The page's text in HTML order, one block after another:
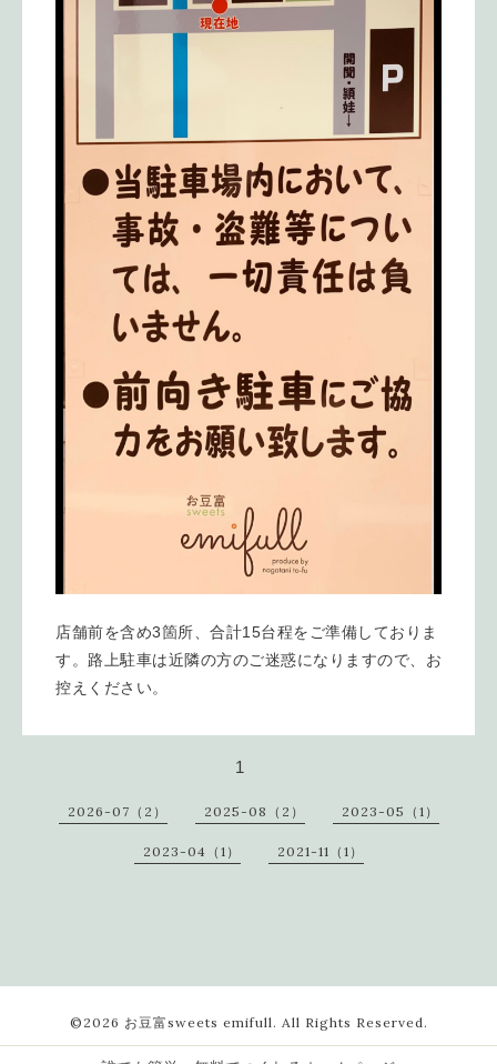
店舗前を含め3箇所、合計15台程をご準備しておりま
す。路上駐車は近隣の方のご迷惑になりますので、お
控えください。
1
2026-07（2） 2025-08（2） 2023-05（1）
2023-04（1） 2021-11（1）
©2026 お豆富sweets emifull. All Rights Reserved.